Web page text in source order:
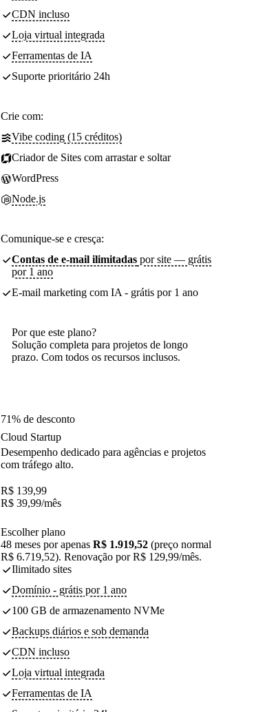
CDN incluso
Loja virtual integrada
Ferramentas de IA
Suporte prioritário 24h
Crie com:
Vibe coding (15 créditos)
Criador de Sites com arrastar e soltar
WordPress
Node.js
Comunique-se e cresça:
Contas de e-mail ilimitadas por site — grátis
por 1 ano
E-mail marketing com IA - grátis por 1 ano
Por que este plano?
Solução completa para projetos de longo
prazo. Com todos os recursos inclusos.
71% de desconto
Cloud Startup
Desempenho dedicado para agências e projetos
com tráfego alto.
R$ 139,99
R$ 39,99/mês
Escolher plano
48 meses por apenas R$ 1.919,52 (preço normal
R$ 6.719,52). Renovação por R$ 129,99/mês.
Ilimitado sites
Domínio - grátis por 1 ano
100 GB de armazenamento NVMe
Backups diários e sob demanda
CDN incluso
Loja virtual integrada
Ferramentas de IA